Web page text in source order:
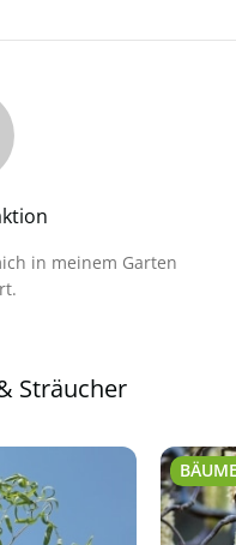
in meinem Garten
Sträucher